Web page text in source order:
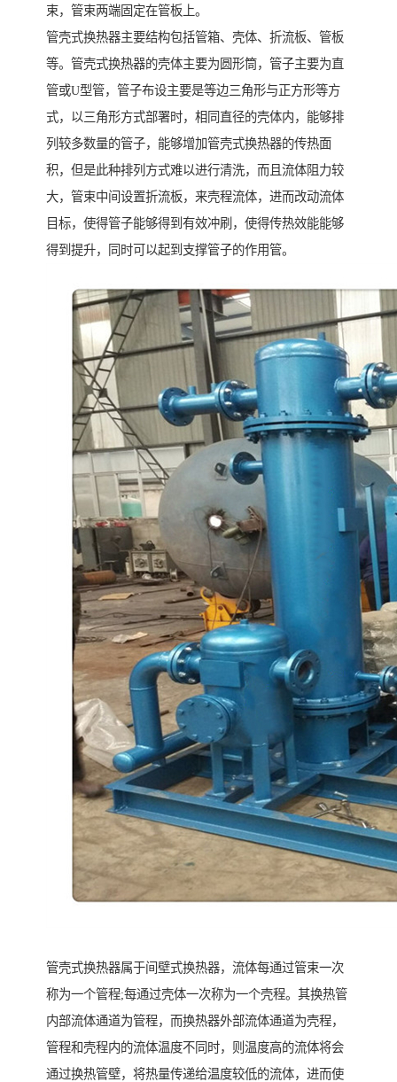
束，管束两端固定在管板上。
管壳式换热器主要结构包括管箱、壳体、折流板、管板
等。管壳式换热器的壳体主要为圆形筒，管子主要为直
管或U型管，管子布设主要是等边三角形与正方形等方
式，以三角形方式部署时，相同直径的壳体内，能够排
列较多数量的管子，能够增加管壳式换热器的传热面
积，但是此种排列方式难以进行清洗，而且流体阻力较
大，管束中间设置折流板，来壳程流体，进而改动流体
目标，使得管子能够得到有效冲刷，使得传热效能能够
得到提升，同时可以起到支撑管子的作用管。
管壳式换热器属于间壁式换热器，流体每通过管束一次
称为一个管程;每通过壳体一次称为一个壳程。其换热管
内部流体通道为管程，而换热器外部流体通道为壳程，
管程和壳程内的流体温度不同时，则温度高的流体将会
通过换热管壁，将热量传递给温度较低的流体，进而使